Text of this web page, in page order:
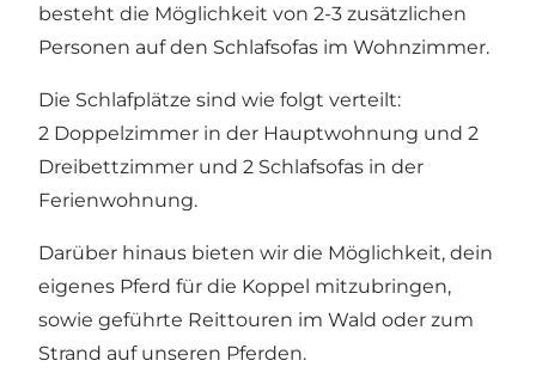
besteht die Möglichkeit von 2-3 zusätzlichen
Personen auf den Schlafsofas im Wohnzimmer.
Die Schlafplätze sind wie folgt verteilt:
2 Doppelzimmer in der Hauptwohnung und 2
Dreibettzimmer und 2 Schlafsofas in der
Ferienwohnung.
Darüber hinaus bieten wir die Möglichkeit, dein
eigenes Pferd für die Koppel mitzubringen,
sowie geführte Reittouren im Wald oder zum
Strand auf unseren Pferden.